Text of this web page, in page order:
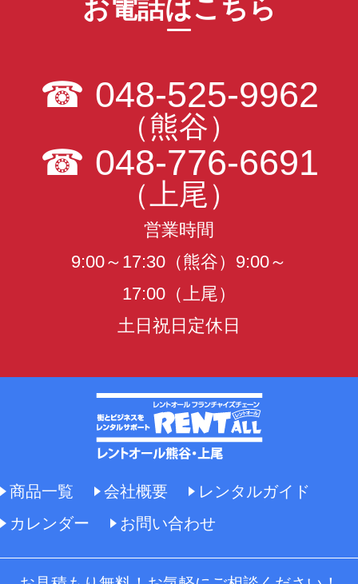
お電話はこちら
☎ 048-525-9962
（熊谷）
☎ 048-776-6691
（上尾）
営業時間
9:00～17:30（熊谷）9:00～
17:00（上尾）
土日祝日定休日
商品一覧 会社概要
レンタルガイド
カレンダー
お問い合わせ